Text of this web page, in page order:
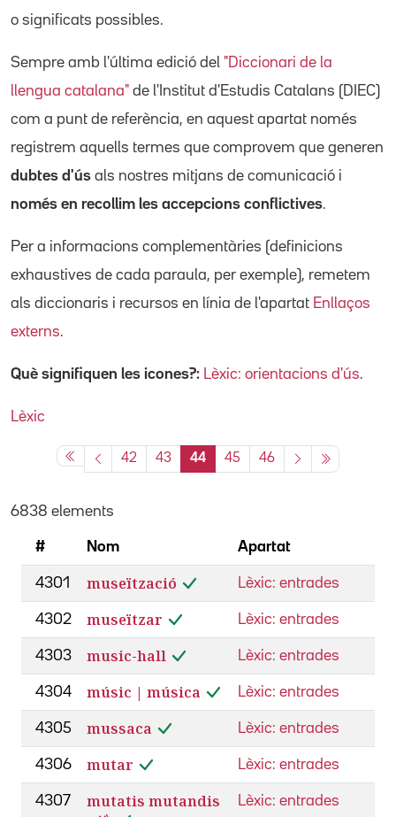
o significats possibles.
Sempre amb l'última edició del "Diccionari de la
llengua catalana" de l'Institut d'Estudis Catalans (DIEC)
com a punt de referència, en aquest apartat només
registrem aquells termes que comprovem que generen
dubtes d'ús als nostres mitjans de comunicació i
només en recollim les accepcions conflictives.
Per a informacions complementàries (definicions
exhaustives de cada paraula, per exemple), remetem
als diccionaris i recursos en línia de l'apartat Enllaços
externs.
Què signifiquen les icones?: Lèxic: orientacions d'ús.
Lèxic
42 43 44 45 46
6838 elements
# Nom Apartat
4301 museïtzació Lèxic: entrades
4302 museïtzar Lèxic: entrades
4303 music-hall Lèxic: entrades
4304 músic | música Lèxic: entrades
4305 mussaca Lèxic: entrades
4306 mutar Lèxic: entrades
4307 mutatis mutandis Lèxic: entrades